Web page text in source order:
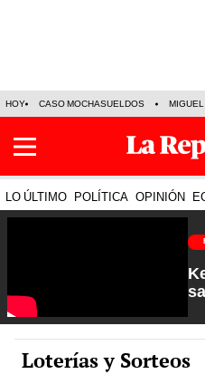
HOY CASO MOCHASUELDOS
LO ÚLTIMO POLÍTICA OPINIÓN
Loterías y Sorteos